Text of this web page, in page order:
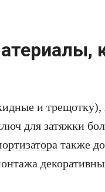
и трещотку),
для затяжки
также